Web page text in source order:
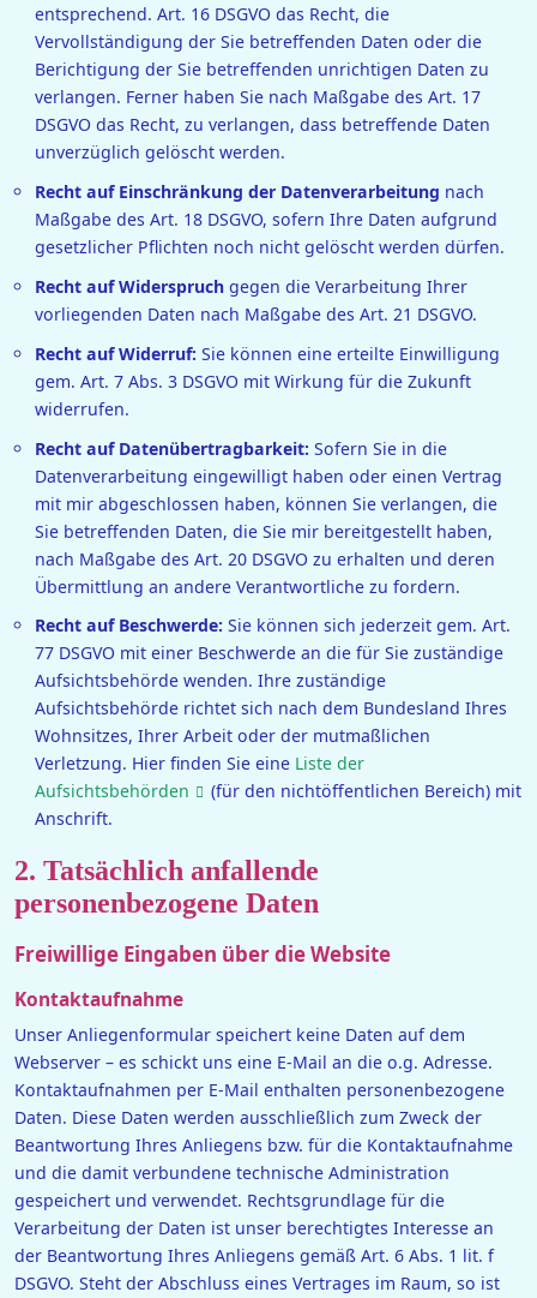
entsprechend. Art. 16 DSGVO das Recht, die
Vervollständigung der Sie betreffenden Daten oder die
Berichtigung der Sie betreffenden unrichtigen Daten zu
verlangen. Ferner haben Sie nach Maßgabe des Art. 17
DSGVO das Recht, zu verlangen, dass betreffende Daten
unverzüglich gelöscht werden.
Recht auf Einschränkung der Datenverarbeitung nach
Maßgabe des Art. 18 DSGVO, sofern Ihre Daten aufgrund
gesetzlicher Pflichten noch nicht gelöscht werden dürfen.
Recht auf Widerspruchgegen die Verarbeitung Ihrer
vorliegenden Daten nach Maßgabe des Art. 21 DSGVO.
Recht auf Widerruf: Sie können eine erteilte Einwilligung
gem. Art. 7 Abs. 3 DSGVO mit Wirkung für die Zukunft
widerrufen.
Recht auf Datenübertragbarkeit: Sofern Sie in die
Datenverarbeitung eingewilligt haben oder einen Vertrag
mit mir abgeschlossen haben, können Sie verlangen, die
Sie betreffenden Daten, die Sie mir bereitgestellt haben,
nach Maßgabe des Art. 20 DSGVO zu erhalten und deren
Übermittlung an andere Verantwortliche zu fordern.
Recht auf Beschwerde: Sie können sich jederzeit gem. Art.
77 DSGVO mit einer Beschwerde an die für Sie zuständige
Aufsichtsbehörde wenden. Ihre zuständige
Aufsichtsbehörde richtet sich nach dem Bundesland Ihres
Wohnsitzes, Ihrer Arbeit oder der mutmaßlichen
Verletzung. Hier finden Sie eine Liste der
Aufsichtsbehörden
(für den nichtöffentlichen Bereich) mit
Anschrift.
2. Tatsächlich anfallende
personenbezogene Daten
Freiwillige Eingaben über die Website
Kontaktaufnahme
Unser Anliegenformular speichert keine Daten auf dem
Webserver – es schickt uns eine E-Mail an die o.g. Adresse.
Kontaktaufnahmen per E-Mail enthalten personenbezogene
Daten. Diese Daten werden ausschließlich zum Zweck der
Beantwortung Ihres Anliegens bzw. für die Kontaktaufnahme
und die damit verbundene technische Administration
gespeichert und verwendet. Rechtsgrundlage für die
Verarbeitung der Daten ist unser berechtigtes Interesse an
der Beantwortung Ihres Anliegens gemäß Art. 6 Abs. 1 lit. f
DSGVO. Steht der Abschluss eines Vertrages im Raum, so ist